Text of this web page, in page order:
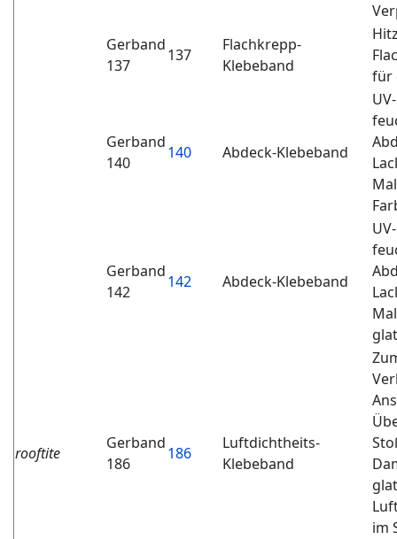
Gerband
137
137
Flachkrepp-
Klebeband
für
Gerband
140
140 Abdeck-Klebeband
Gerband
142
142 Abdeck-Klebeband
rooftite
Gerband
186
186
Luftdichtheits-
Klebeband
im